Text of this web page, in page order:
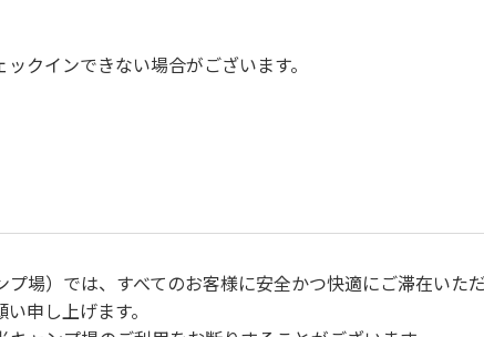
クインできない場合がございます。
場）では、すべてのお客様に安全かつ快適にご滞在いた
申し上げます。